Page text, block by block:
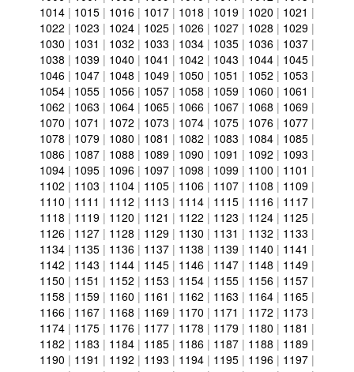
1014 | 1015 | 1016 | 1017 | 1018 | 1019 | 1020 | 1021 |
1022 | 1023 | 1024 | 1025 | 1026 | 1027 | 1028 | 1029 |
1030 | 1031 | 1032 | 1033 | 1034 | 1035 | 1036 | 1037 |
1038 | 1039 | 1040 | 1041 | 1042 | 1043 | 1044 | 1045 |
1046 | 1047 | 1048 | 1049 | 1050 | 1051 | 1052 | 1053 |
1054 | 1055 | 1056 | 1057 | 1058 | 1059 | 1060 | 1061 |
1062 | 1063 | 1064 | 1065 | 1066 | 1067 | 1068 | 1069 |
1070 | 1071 | 1072 | 1073 | 1074 | 1075 | 1076 | 1077 |
1078 | 1079 | 1080 | 1081 | 1082 | 1083 | 1084 | 1085 |
1086 | 1087 | 1088 | 1089 | 1090 | 1091 | 1092 | 1093 |
1094 | 1095 | 1096 | 1097 | 1098 | 1099 | 1100 | 1101 |
1102 | 1103 | 1104 | 1105 | 1106 | 1107 | 1108 | 1109 |
1110 | 1111 | 1112 | 1113 | 1114 | 1115 | 1116 | 1117 |
1118 | 1119 | 1120 | 1121 | 1122 | 1123 | 1124 | 1125 |
1126 | 1127 | 1128 | 1129 | 1130 | 1131 | 1132 | 1133 |
1134 | 1135 | 1136 | 1137 | 1138 | 1139 | 1140 | 1141 |
1142 | 1143 | 1144 | 1145 | 1146 | 1147 | 1148 | 1149 |
1150 | 1151 | 1152 | 1153 | 1154 | 1155 | 1156 | 1157 |
1158 | 1159 | 1160 | 1161 | 1162 | 1163 | 1164 | 1165 |
1166 | 1167 | 1168 | 1169 | 1170 | 1171 | 1172 | 1173 |
1174 | 1175 | 1176 | 1177 | 1178 | 1179 | 1180 | 1181 |
1182 | 1183 | 1184 | 1185 | 1186 | 1187 | 1188 | 1189 |
1190 | 1191 | 1192 | 1193 | 1194 | 1195 | 1196 | 1197 |